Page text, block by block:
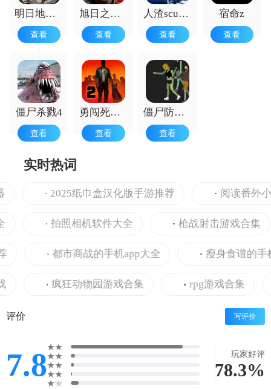
明日地平线正版
查看
旭日之城手机版
查看
人渣scum生存
查看
宿命z
查看
僵尸杀戮4
查看
勇闯死人谷2
查看
僵尸防御战
查看
实时热词
2025纸巾盒汉化版手游推荐 阅读番外小
拍照相机软件大全 枪战射击游戏合集
都市商战的手机app大全 瘦身食谱的手机
疯狂动物园游戏合集 rpg游戏合集
评价 写评价
7.8 玩家好评
78.3%